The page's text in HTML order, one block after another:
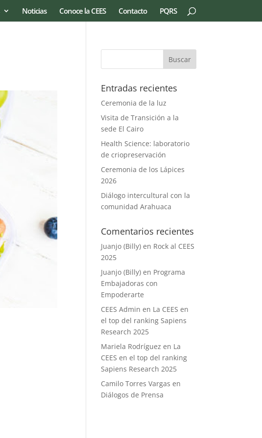
Noticias Conoce la CEES Contacto PQRS
Entradas recientes
Ceremonia de la luz
Visita de Transición a la
sede El Cairo
Health Science: laboratorio
de criopreservación
Ceremonia de los Lápices
2026
Diálogo intercultural con la
comunidad Arahuaca
Comentarios recientes
Juanjo (Billy) en Rock al CEES
2025
Juanjo (Billy) en Programa
Embajadoras con
Empoderarte
CEES Admin en La CEES en
el top del ranking Sapiens
Research 2025
Mariela Rodríguez en La
CEES en el top del ranking
Sapiens Research 2025
Camilo Torres Vargas en
Diálogos de Prensa